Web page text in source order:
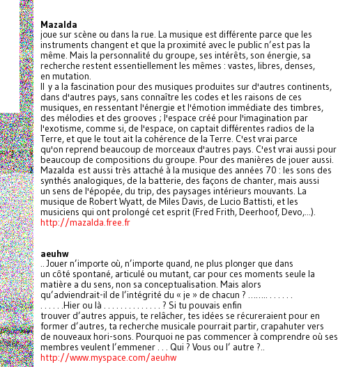
Mazalda
joue sur scène ou dans la rue. La musique est différente parce que les
instruments changent et que la proximité avec le public n’est pas la
même. Mais la personnalité du groupe, ses intérêts, son énergie, sa
recherche restent essentiellement les mêmes : vastes, libres, denses,
en mutation.
Il y a la fascination pour des musiques produites sur d'autres continents,
dans d'autres pays, sans connaître les codes et les raisons de ces
musiques, en ressentant l'énergie et l'émotion immédiate des timbres,
des mélodies et des grooves ; l'espace créé pour l'imagination par
l'exotisme, comme si, de l'espace, on captait différentes radios de la
Terre, et que le tout ait la cohérence de la Terre. C'est vrai parce
qu'on reprend beaucoup de morceaux d'autres pays. C'est vrai aussi pour
beaucoup de compositions du groupe. Pour des manières de jouer aussi.
Mazalda est aussi très attaché à la musique des années 70 : les sons des
synthés analogiques, de la batterie, des façons de chanter, mais aussi
un sens de l'épopée, du trip, des paysages intérieurs mouvants. La
musique de Robert Wyatt, de Miles Davis, de Lucio Battisti, et les
musiciens qui ont prolongé cet esprit (Fred Frith, Deerhoof, Devo,...).
http://mazalda.free.fr
aeuhw
.. Jouer n’importe où, n’importe quand, ne plus plonger que dans
un côté spontané, articulé ou mutant, car pour ces moments seule la
matière a du sens, non sa conceptualisation. Mais alors
qu’adviendrait-il de l’intégrité du « je » de chacun ? …….. . . . . . .
. . . . . .Hier ou là . . . . . . . . . . . . . . ? Si tu pouvais enfin
trouver d’autres appuis, te relâcher, tes idées se récureraient pour en
former d’autres, ta recherche musicale pourrait partir, crapahuter vers
de nouveaux hori-sons. Pourquoi ne pas commencer à comprendre où ses
membres veulent l’emmener . . . Qui ? Vous ou l’ autre ?..
http://www.myspace.com/aeuhw